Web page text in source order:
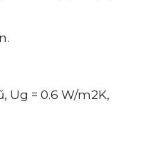
Ug = 0.6 W/m2K,